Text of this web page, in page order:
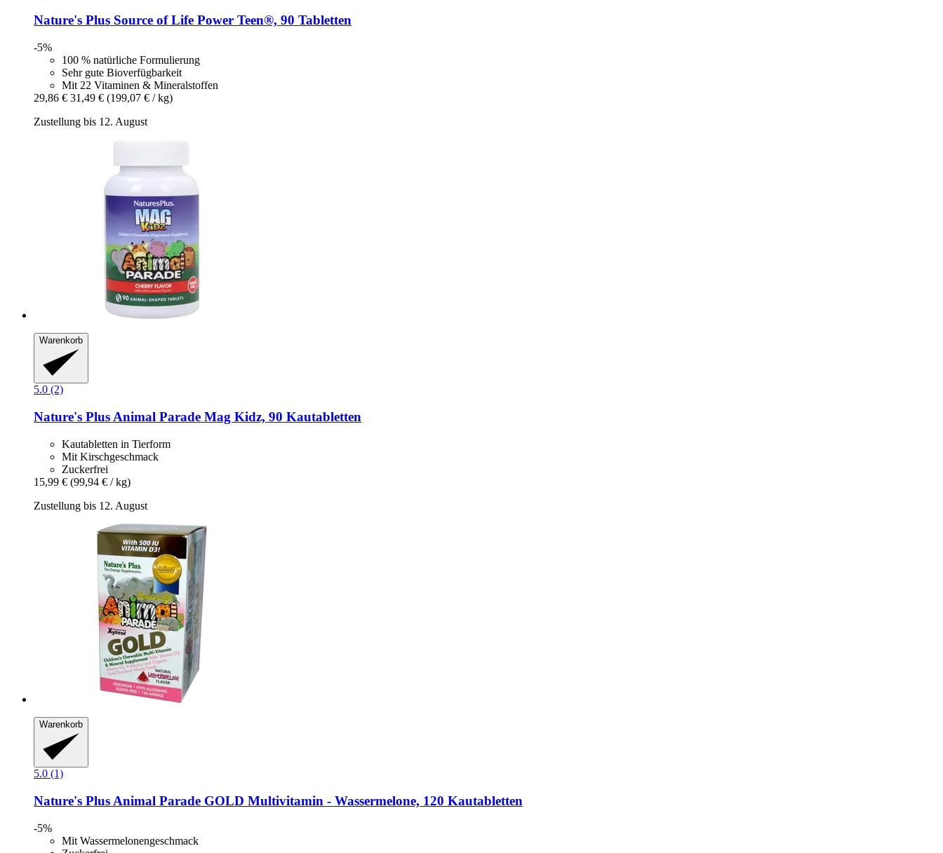
Nature's Plus Source of Life Power Teen®, 90 Tabletten
-5%
100 % natürliche Formulierung
Sehr gute Bioverfügbarkeit
Mit 22 Vitaminen & Mineralstoffen
29,86 € 31,49 € (199,07 € / kg)
Zustellung bis 12. August
Warenkorb
5.0 (2)
Nature's Plus Animal Parade Mag Kidz, 90 Kautabletten
Kautabletten in Tierform
Mit Kirschgeschmack
Zuckerfrei
15,99 € (99,94 € / kg)
Zustellung bis 12. August
Warenkorb
5.0 (1)
Nature's Plus Animal Parade GOLD Multivitamin -​ Wassermelone, 120 Kautabletten
-5%
Mit Wassermelonengeschmack